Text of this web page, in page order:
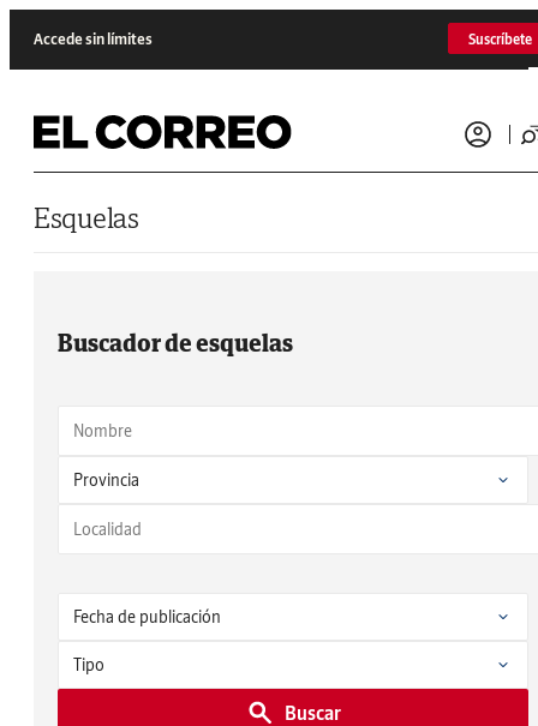
Accede sin límites Suscríbete
Esquelas
Buscador de esquelas
Buscar